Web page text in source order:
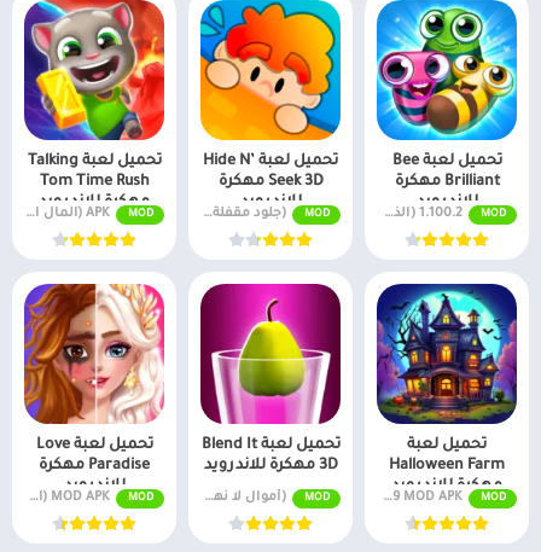
تحميل لعبة Bee
Brilliant مهكرة
للاندرويد
MOD 1.100.2 (الذهب/حياة لا نهائية)
تحميل لعبة Hide N’
Seek 3D مهكرة
للاندرويد
MOD (جلود مقفلة) v0.9.1
تحميل لعبة Talking
Tom Time Rush
مهكرة للاندرويد
MOD APK (المال اللانهائي) v1.2.4.17837
تحميل لعبة
Halloween Farm
مهكرة للاندرويد
MOD v2.19 MOD APK (أموال غير محدودة)
تحميل لعبة Blend It
3D مهكرة للاندرويد
MOD (أموال لا نهاية لها) v1.3.62
تحميل لعبة Love
Paradise مهكرة
للاندرويد
MOD MOD APK (المال اللانهائي) v2.3.8